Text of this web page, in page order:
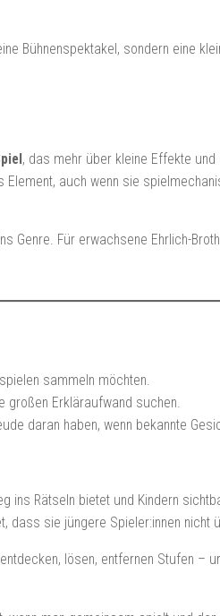
Bühnenspektakel, sondern eine
, das mehr über kleine Effekte
auch wenn sie
Genre. Für erwachsene Ehrlich-
sammeln möchten.
großen Erkläraufwand suchen.
daran haben, wenn bekannte
ins Rätseln bietet und Kindern
dass sie jüngere Spieler:innen nicht
lösen, entfernen Stufen –